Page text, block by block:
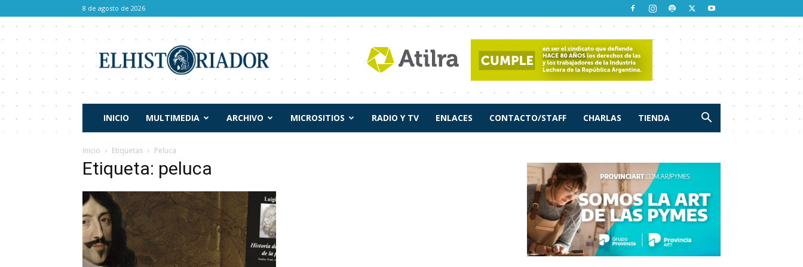
8 de agosto de 2026
Historiador
INICIO MULTIMEDIA ARCHIVO MICROSITIOS RADIO Y TV ENLACES CONTACTO/STAFF CHARLAS TIENDA
Inicio Etiquetas Peluca
Etiqueta: peluca